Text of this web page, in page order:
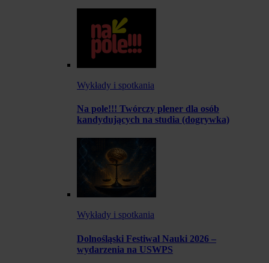
Wykłady i spotkania
Na pole!!! Twórczy plener dla osób
kandydujących na studia (dogrywka)
Wykłady i spotkania
Dolnośląski Festiwal Nauki 2026 –
wydarzenia na USWPS